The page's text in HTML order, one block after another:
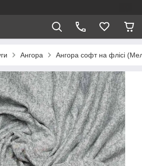
Ангора Ангора софт на флісі